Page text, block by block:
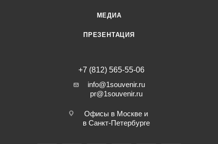
МЕДИА
ПРЕЗЕНТАЦИЯ
+7 (812) 565-55-06
info@1souvenir.ru
pr@1souvenir.ru
Офисы в Москве и
в Санкт-Петербурге